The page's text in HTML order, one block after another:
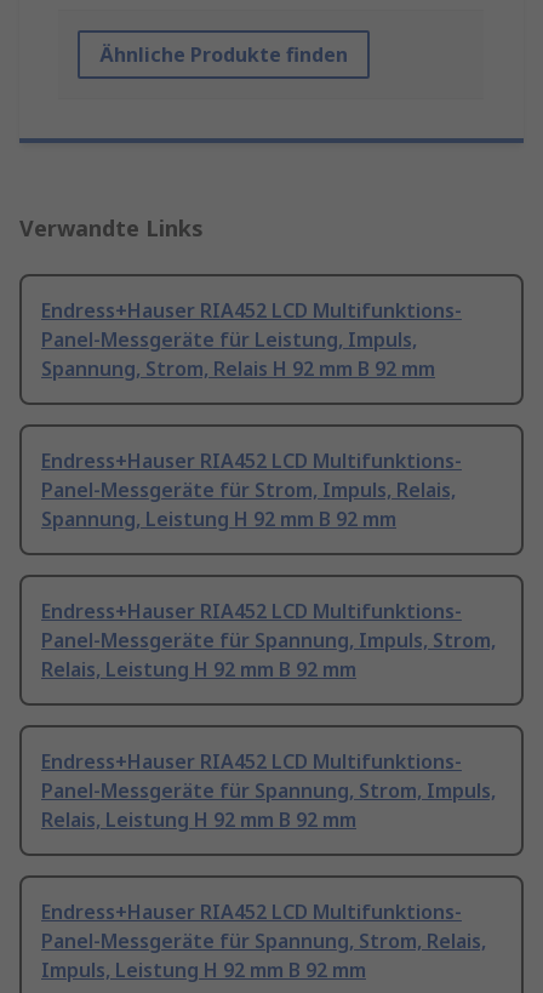
Ähnliche Produkte finden
Verwandte Links
Endress+Hauser RIA452 LCD Multifunktions-
Panel-Messgeräte für Leistung, Impuls,
Spannung, Strom, Relais H 92 mm B 92 mm
Endress+Hauser RIA452 LCD Multifunktions-
Panel-Messgeräte für Strom, Impuls, Relais,
Spannung, Leistung H 92 mm B 92 mm
Endress+Hauser RIA452 LCD Multifunktions-
Panel-Messgeräte für Spannung, Impuls, Strom,
Relais, Leistung H 92 mm B 92 mm
Endress+Hauser RIA452 LCD Multifunktions-
Panel-Messgeräte für Spannung, Strom, Impuls,
Relais, Leistung H 92 mm B 92 mm
Endress+Hauser RIA452 LCD Multifunktions-
Panel-Messgeräte für Spannung, Strom, Relais,
Impuls, Leistung H 92 mm B 92 mm